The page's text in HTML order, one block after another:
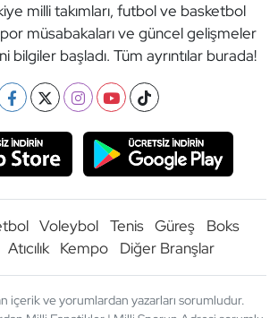
milli takımları, futbol ve basketbol
müsabakaları ve güncel gelişmeler
bilgiler başladı. Tüm ayrıntılar burada!
Voleybol Tenis Güreş
Boks
Atıcılık Kempo Diğer Branşlar
içerik ve yorumlardan yazarları sorumludur.